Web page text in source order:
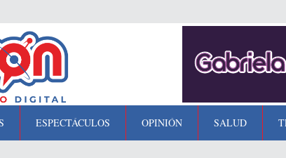
ESPECTÁCULOS OPINIÓN SALUD